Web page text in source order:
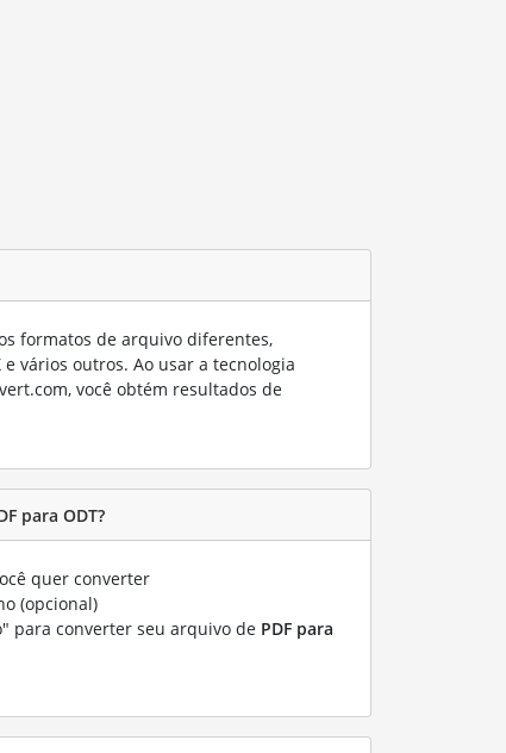
formatos de arquivo diferentes,
e vários outros. Ao usar a tecnologia
você obtém resultados de
para ODT?
quer converter
(opcional)
para converter seu arquivo de PDF para